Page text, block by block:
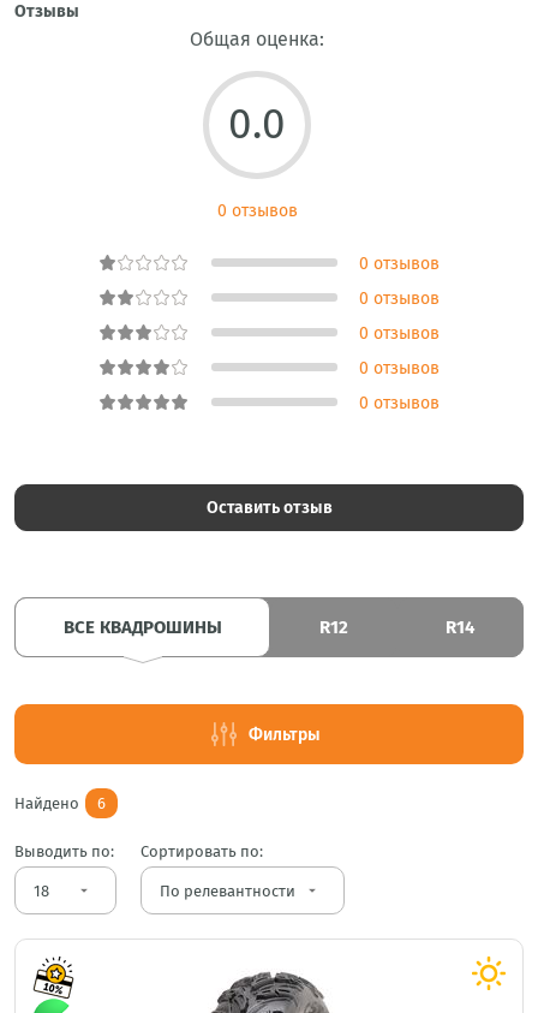
Отзывы
Общая оценка:
0.0
0 отзывов
0 отзывов
0 отзывов
0 отзывов
0 отзывов
0 отзывов
Оставить отзыв
ВСЕ КВАДРОШИНЫ R12 R14
Фильтры
Найдено 6
Выводить по:
arrow_drop_down
Сортировать по:
arrow_drop_down